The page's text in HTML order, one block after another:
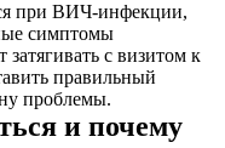
при ВИЧ-инфекции,
симптомы
с визитом к
правильный
проблемы.
и почему